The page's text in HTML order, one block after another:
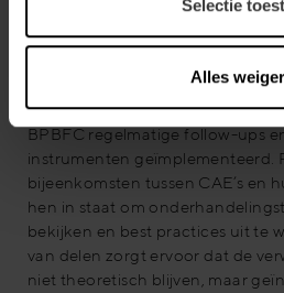
Selectie
Alles
Langdurige training om de
Om de behaalde resultaten te
BPBFC regelmatige follow-ups
instrumenten geïmplementeerd.
bijeenkomsten tussen CAE’s en
hen in staat om
bekijken en best practices uit te
van delen zorgt ervoor dat de
niet theoretisch blijven, maar